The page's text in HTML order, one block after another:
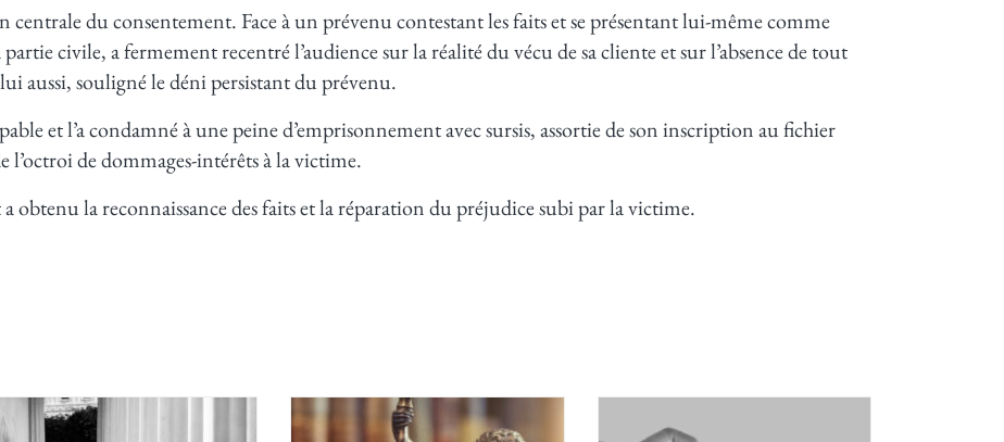
du consentement. Face à un prévenu contestant les faits et se présentant lui-même comme
civile, a fermement recentré l’audience sur la réalité du vécu de sa cliente et sur l’absence de tout
aussi, souligné le déni persistant du prévenu.
et l’a condamné à une peine d’emprisonnement avec sursis, assortie de son inscription au fichier
l’octroi de dommages-intérêts à la victime.
obtenu la reconnaissance des faits et la réparation du préjudice subi par la victime.